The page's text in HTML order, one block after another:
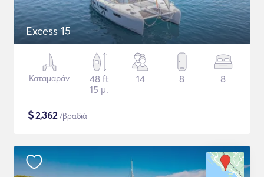
Excess 15
Καταμαράν
48 ft
15 μ.
14 8 8
$2,362/βραδιά